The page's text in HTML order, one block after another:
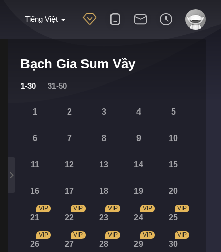
Tiếng Việt
Bạch Gia Sum Vầy
1-30 31-50
1 2 3 4 5
6 7 8 9 10
11 12 13 14 15
16 17 18 19 20
21
VIP
22
VIP
23
VIP
24
VIP
25
VIP
26
VIP
27
VIP
28
VIP
29
VIP
30
VIP